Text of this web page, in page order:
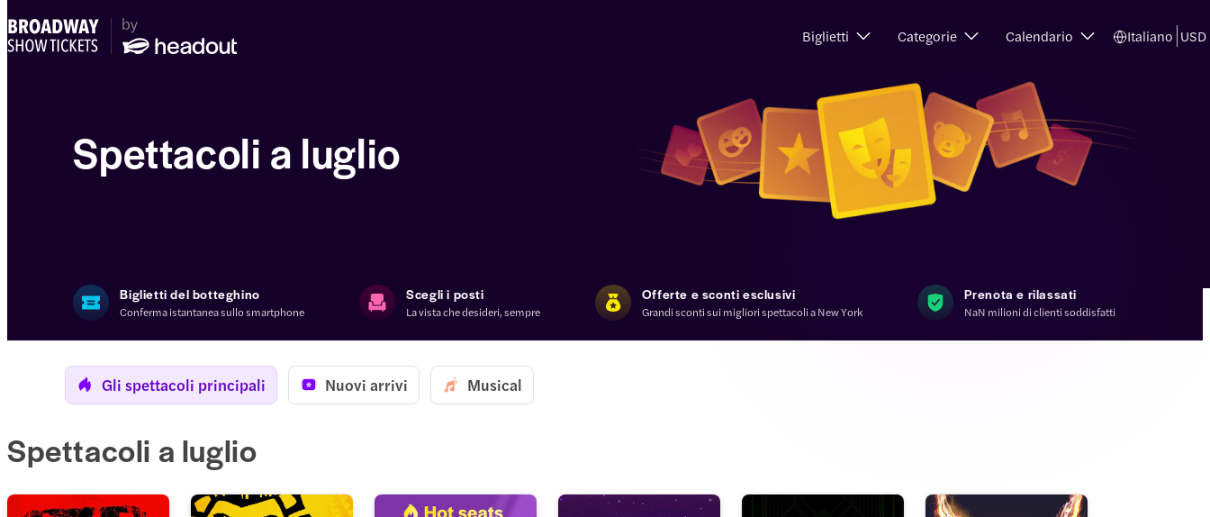
Biglietti Categorie Calendario Italiano USD
Spettacoli a luglio
Biglietti del botteghino
Conferma istantanea sullo smartphone
Scegli i posti
La vista che desideri, sempre
Offerte e sconti esclusivi
Grandi sconti sui migliori spettacoli a New York
Prenota e rilassati
NaN milioni di clienti soddisfatti
Gli spettacoli principali Nuovi arrivi Musical
Spettacoli a luglio